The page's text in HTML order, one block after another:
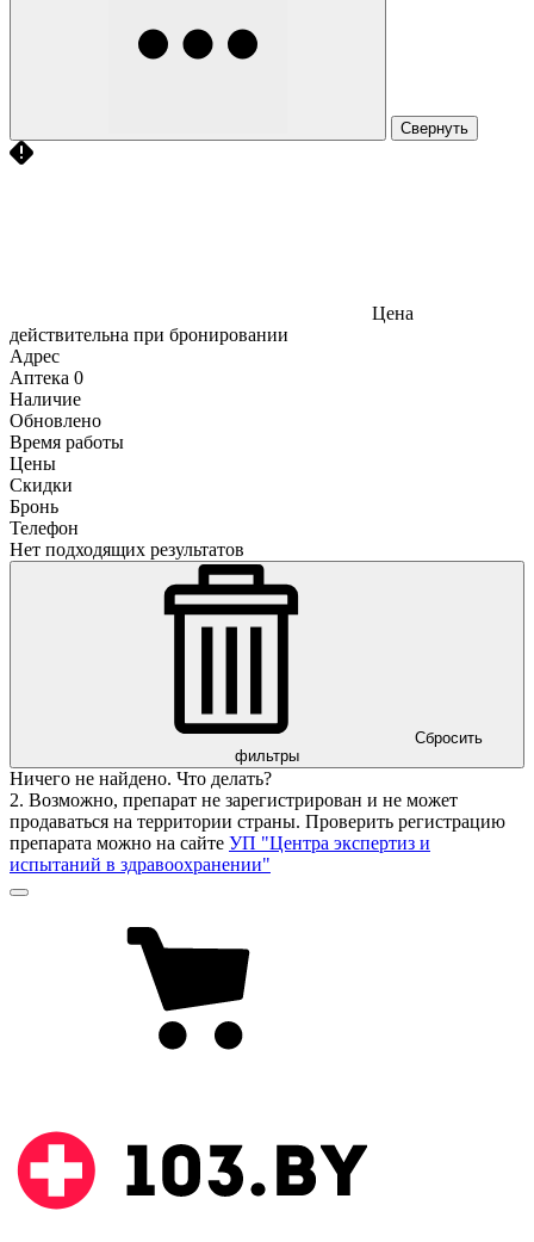
Свернуть
Цена
действительна при бронировании
Адрес
Аптека 0
Наличие
Обновлено
Время работы
Цены
Скидки
Бронь
Телефон
Нет подходящих результатов
Сбросить
фильтры
Ничего не найдено. Что делать?
2. Возможно, препарат не зарегистрирован и не может
продаваться на территории страны. Проверить регистрацию
препарата можно на сайте УП "Центра экспертиз и
испытаний в здравоохранении"